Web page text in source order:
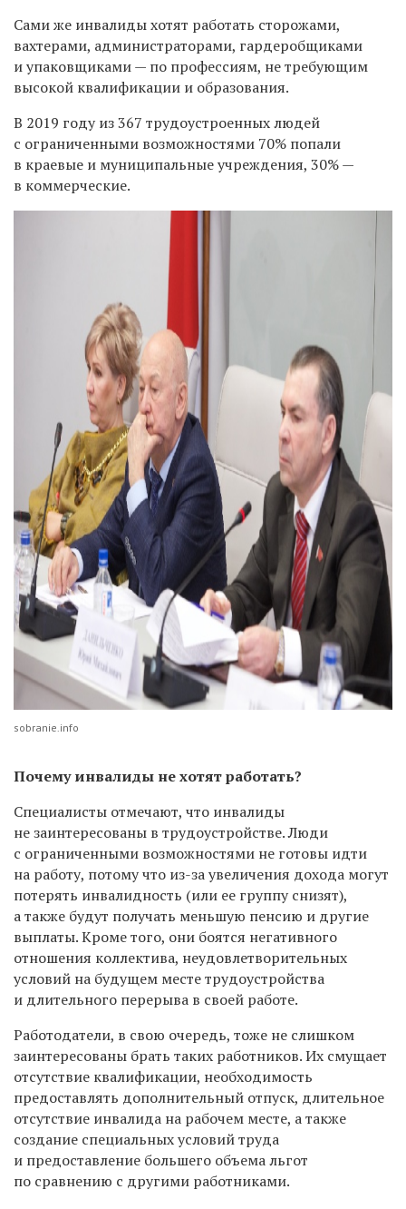
Сами же инвалиды хотят работать сторожами,
вахтерами, администраторами, гардеробщиками
и упаковщиками — по профессиям, не требующим
высокой квалификации и образования.
В 2019 году из 367 трудоустроенных людей
с ограниченными возможностями 70% попали
в краевые и муниципальные учреждения, 30% —
в коммерческие.
sobranie.info
Почему инвалиды не хотят работать?
Специалисты отмечают, что инвалиды
не заинтересованы в трудоустройстве. Люди
с ограниченными возможностями не готовы идти
на работу, потому что из-за увеличения дохода могут
потерять инвалидность (или ее группу снизят),
а также будут получать меньшую пенсию и другие
выплаты.Кроме того, они боятся негативного
отношения коллектива, неудовлетворительных
условий на будущем месте трудоустройства
и длительного перерыва в своей работе.
Работодатели, в свою очередь, тоже не слишком
заинтересованы брать таких работников. Их смущает
отсутствие квалификации, необходимость
предоставлять дополнительный отпуск, длительное
отсутствие инвалида на рабочем месте, а также
создание специальных условий труда
и предоставление большего объема льгот
по сравнению с другими работниками.